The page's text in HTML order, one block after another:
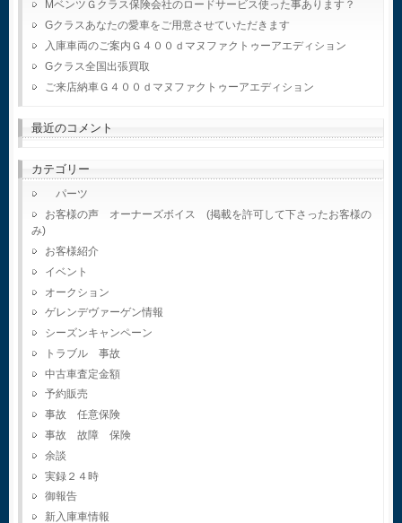
MベンツＧクラス保険会社のロードサービス使った事あります？
Gクラスあなたの愛車をご用意させていただきます
入庫車両のご案内Ｇ４００ｄマヌファクトゥーアエディション
Gクラス全国出張買取
ご来店納車Ｇ４００ｄマヌファクトゥーアエディション
最近のコメント
カテゴリー
パーツ
お客様の声 オーナーズボイス (掲載を許可して下さったお客様の
み)
お客様紹介
イベント
オークション
ゲレンデヴァーゲン情報
シーズンキャンペーン
トラブル 事故
中古車査定金額
予約販売
事故 任意保険
事故 故障 保険
余談
実録２４時
御報告
新入庫車情報